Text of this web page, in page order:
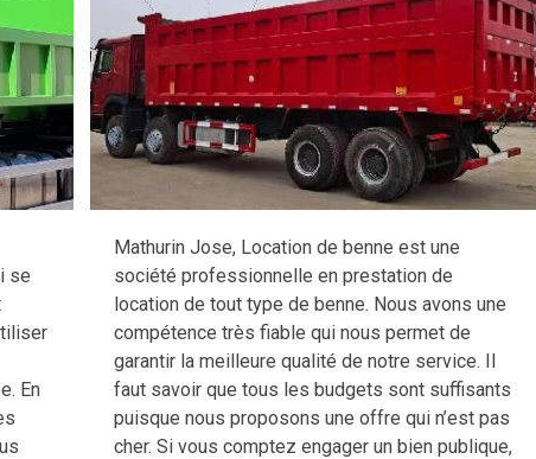
se
En
Mathurin Jose, Location de benne est une
société professionnelle en prestation de
location de tout type de benne. Nous avons une
compétence très fiable qui nous permet de
garantir la meilleure qualité de notre service. Il
faut savoir que tous les budgets sont suffisants
puisque nous proposons une offre qui n’est pas
cher. Si vous comptez engager un bien publique,